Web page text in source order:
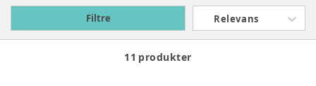
som Bruder, Siku og BRIO. Se hele vores udvalg af
legetøjsbiler og el biler til børn herunder.
Filtre Relevans
11 produkter